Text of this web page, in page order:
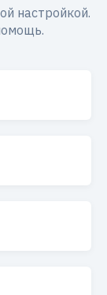
настройкой.